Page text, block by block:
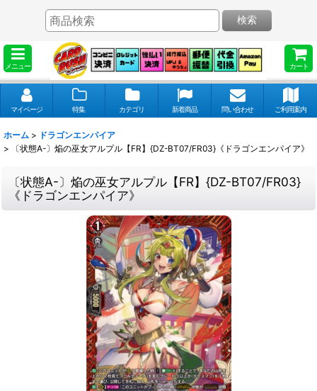
メニュー カート
検索
マイページ 特集 カテゴリ 新着商品 問い合わせ ご利用案内
ホーム > ドラゴンエンパイア
>
〔状態A-〕焔の巫女アルプル【FR】{DZ-BT07/FR03}《ドラゴンエンパイア》
〔状態A-〕焔の巫女アルプル【FR】{DZ-BT07/FR03}
《ドラゴンエンパイア》